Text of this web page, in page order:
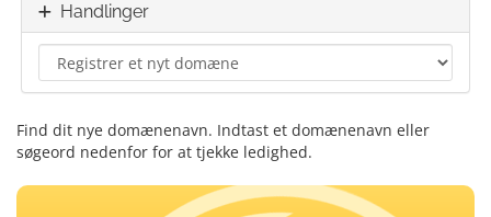
Handlinger
Find dit nye domænenavn. Indtast et domænenavn eller
søgeord nedenfor for at tjekke ledighed.